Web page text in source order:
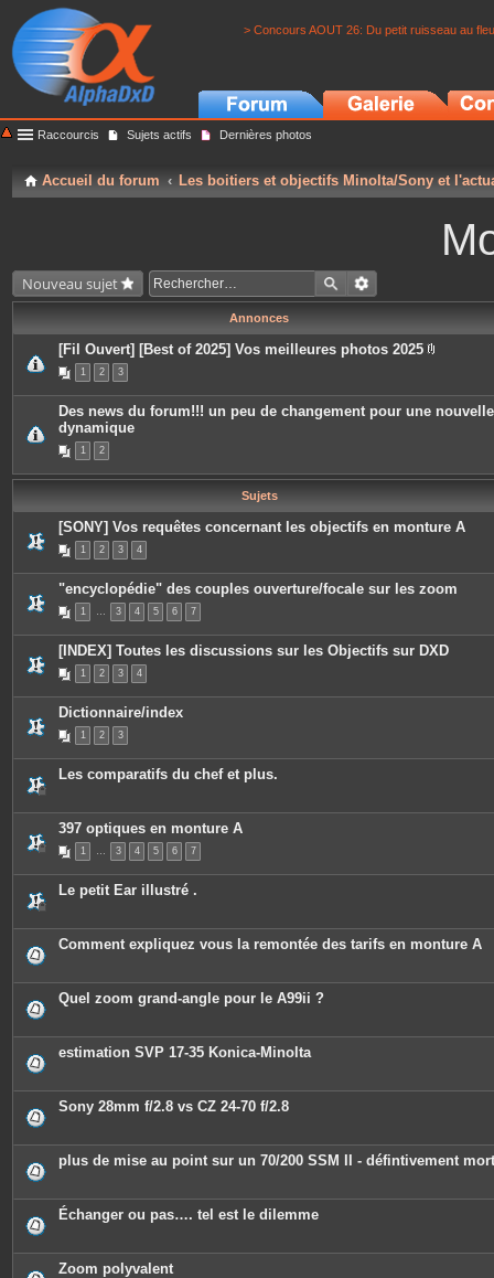
> Concours AOUT 26: Du petit ruisseau au
Raccourcis Sujets actifs Dernières photos
Accueil du forum Les boitiers et objectifs Minolta/Sony et
Nouveau sujet
Annonces
[Fil Ouvert] [Best of 2025] Vos meilleures photos 2025
c
e
n
1 2 3
Des news du forum!!! un peu de changement pour une nouvelle
dynamique
1 2
Sujets
[SONY] Vos requêtes concernant les objectifs en monture A
1 2 3 4
"encyclopédie" des couples ouverture/focale sur les zoom
1 … 3 4 5 6 7
[INDEX] Toutes les discussions sur les Objectifs sur DXD
1 2 3 4
Dictionnaire/index
1 2 3
Les comparatifs du chef et plus.
397 optiques en monture A
1 … 3 4 5 6 7
Le petit Ear illustré .
Comment expliquez vous la remontée des tarifs en monture A
Quel zoom grand-angle pour le A99ii ?
estimation SVP 17-35 Konica-Minolta
Sony 28mm f/2.8 vs CZ 24-70 f/2.8
plus de mise au point sur un 70/200 SSM II - défintivement
Échanger ou pas…. tel est le dilemme
Zoom polyvalent